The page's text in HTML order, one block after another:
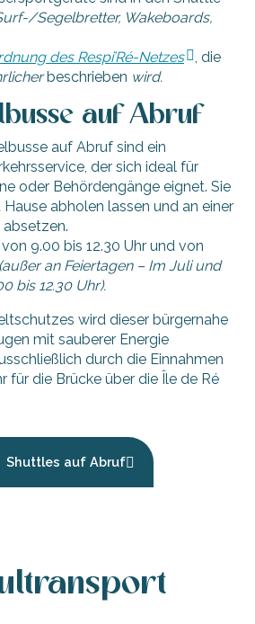
Segelbretter, Wakeboards,
des Respi’Ré-Netzes
, die
beschrieben wird.
auf Abruf
auf Abruf sind ein
der sich ideal für
oder Behördengänge eignet. Sie
abholen lassen und an einer
9.00 bis 12.30 Uhr und von
(außer an Feiertagen – Im Juli und
bis 12.30 Uhr).
wird dieser bürgernahe
mit sauberer Energie
durch die Einnahmen
für die Brücke über die Île de Ré
Shuttles auf Abruf